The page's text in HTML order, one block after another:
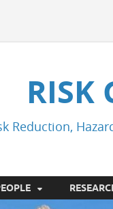
RISK
Reduction,